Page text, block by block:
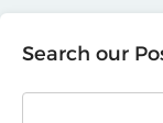
Search our